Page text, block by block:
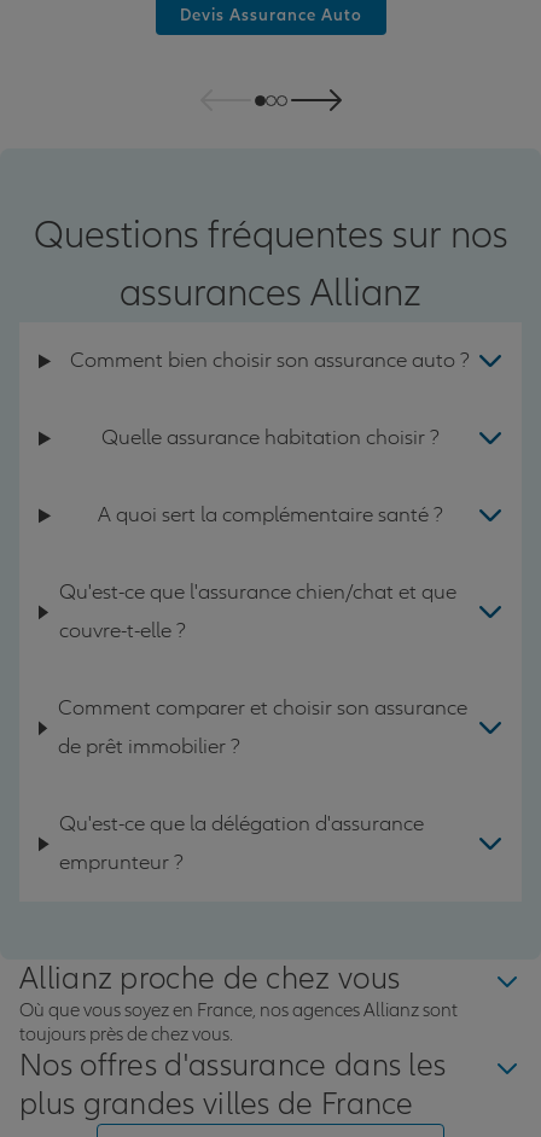
Devis Assurance Auto
Questions fréquentes sur nos
assurances Allianz
Comment bien choisir son assurance auto ?
Quelle assurance habitation choisir ?
A quoi sert la complémentaire santé ?
Qu'est-ce que l'assurance chien/chat et que
couvre-t-elle ?
Comment comparer et choisir son assurance
de prêt immobilier ?
Qu'est-ce que la délégation d'assurance
emprunteur ?
Allianz proche de chez vous
Où que vous soyez en France, nos agences Allianz sont
toujours près de chez vous.
Nos offres d'assurance dans les
plus grandes villes de France